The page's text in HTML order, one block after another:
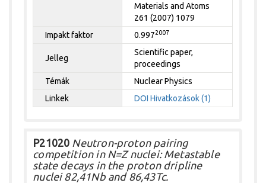
Materials and Atoms
261 (2007) 1079
Impakt faktor
0.9972007
Jelleg
Scientific paper,
proceedings
Témák
Nuclear Physics
Linkek
DOI Hivatkozások (1)
P21020 Neutron-proton pairing
competition in N=Z nuclei: Metastable
state decays in the proton dripline
nuclei 82,41Nb and 86,43Tc.